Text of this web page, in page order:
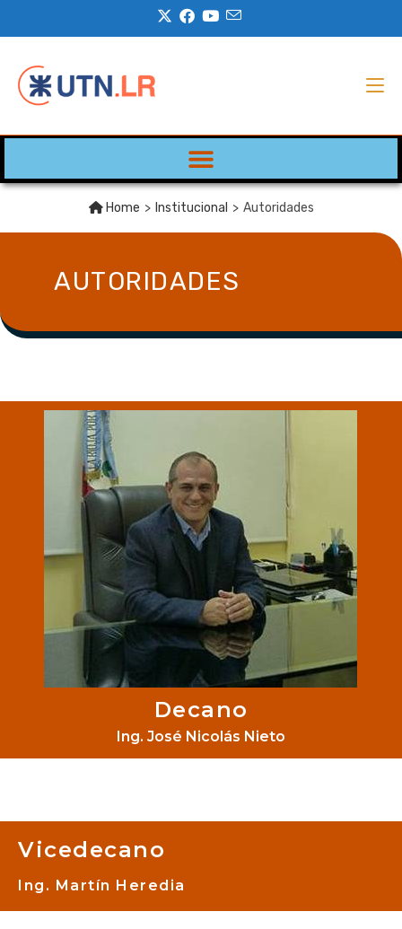
Home > Institucional > Autoridades
AUTORIDADES
Decano
Ing. José Nicolás Nieto
Vicedecano
Ing. Martín Heredia